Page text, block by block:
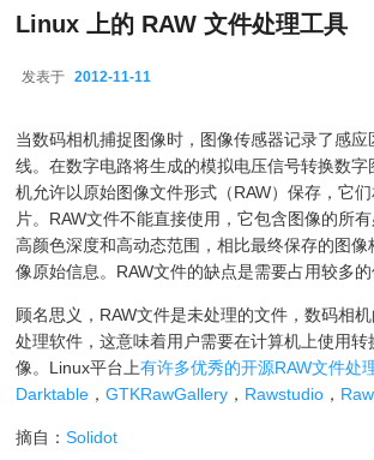
Linux 上的 RAW 文件处理工具
发表于 2012-11-11
当数码相机捕捉图像时，图像传感器记录了感
线。在数字电路将生成的模拟电压信号转换数字
机允许以原始图像文件形式（RAW）保存，它
片。RAW文件不能直接使用，它包含图像的所
高颜色深度和高动态范围，相比最终保存的图像
像原始信息。RAW文件的缺点是需要占用较多的
顾名思义，RAW文件是未处理的文件，数码相
处理软件，这意味着用户需要在计算机上使用转
像。Linux平台上有许多优秀的开源RAW文件处
Darktable ，GTKRawGallery ， Rawstudio ，
摘自：Solidot